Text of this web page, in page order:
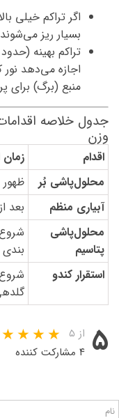
اگر تراکم خیلی
بسیار ریز
اجازه می‌دهد
منبع (برگ) برای
جدول خلاصه
وزن
اقدام زمان
محلول‌پاشی بُر
آبیاری منظم
بعد
محلول‌پاشی
پتاسیم
بندی
استقرار کندو
۵ از ۵
۴ مشارکت کننده